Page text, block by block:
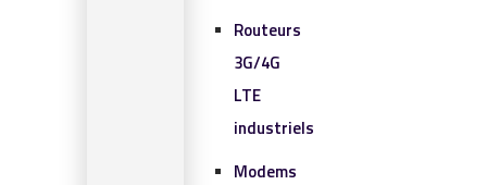
Routeurs
3G/4G
LTE
industriels
Modems